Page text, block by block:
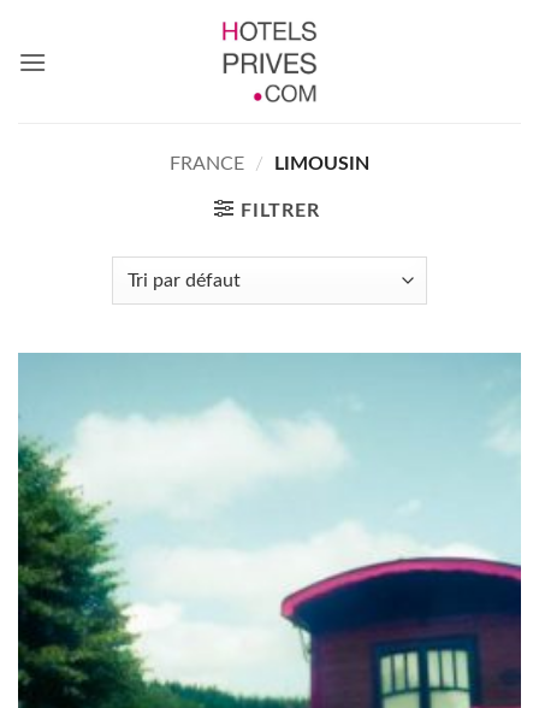
contenu
FRANCE / LIMOUSIN
FILTRER